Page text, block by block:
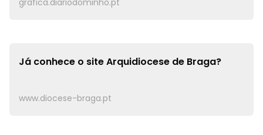
grafica.diariodominho.pt
Já conhece o siteArquidiocese de Braga?
www.diocese-braga.pt